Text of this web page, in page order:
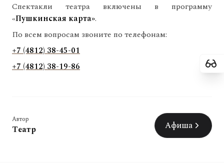
Спектакли театра включены в программу
«Пушкинская карта».
По всем вопросам звоните по телефонам:
+7 (4812) 38-45-01
+7 (4812) 38-19-86
Автор
Театр Афиша